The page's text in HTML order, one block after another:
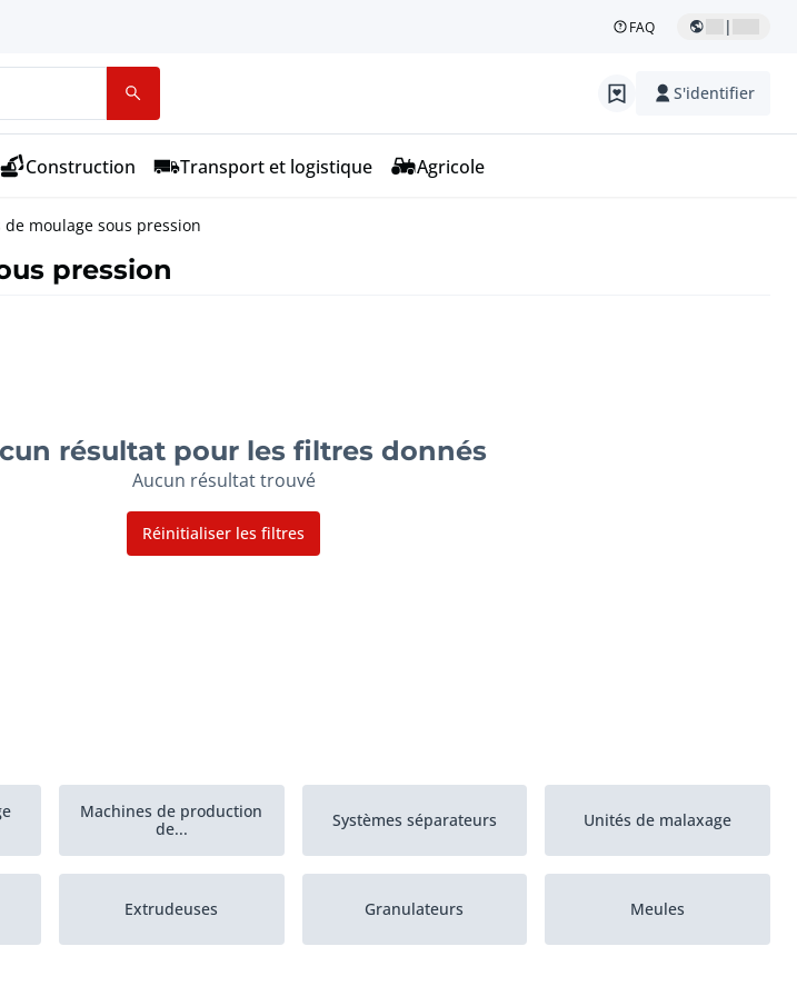
FAQ |
S'identifier
Construction Transport et logistique Agricole
de moulage sous pression
pression
résultat pour les filtres donnés
Aucun résultat trouvé
Réinitialiser les filtres
Machines de production
de...
Systèmes séparateurs Unités de malaxage
Extrudeuses Granulateurs Meules